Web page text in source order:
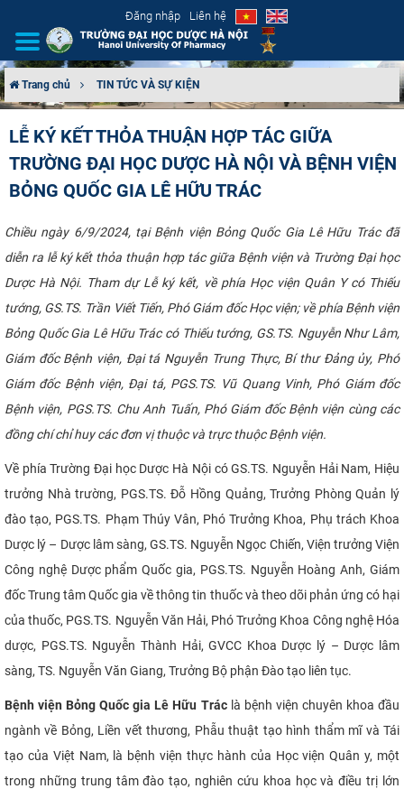
Đăng nhập Liên hệ
CƠ CẤU TỔ CHỨC
ĐÀO TẠO
ĐẢM BẢO CHẤT LƯỢNG
KHOA HỌC CÔNG NGHỆ
HTQT
CỰU NGƯỜI HỌC
Trang chủ TIN TỨC VÀ SỰ KIỆN
LỄ KÝ KẾT THỎA THUẬN HỢP TÁC GIỮA
TRƯỜNG ĐẠI HỌC DƯỢC HÀ NỘI VÀ BỆNH VIỆN
BỎNG QUỐC GIA LÊ HỮU TRÁC
Chiều ngày 6/9/2024, tại Bệnh viện Bỏng Quốc Gia Lê Hữu Trác đã
diễn ra lễ ký kết thỏa thuận hợp tác giữa Bệnh viện và Trường Đại học
Dược Hà Nội. Tham dự Lễ ký kết, về phía Học viện Quân Y có Thiếu
tướng, GS.TS. Trần Viết Tiến, Phó Giám đốc Học viện; về phía Bệnh viện
Bỏng Quốc Gia Lê Hữu Trác có Thiếu tướng, GS.TS. Nguyễn Như Lâm,
Giám đốc Bệnh viện, Đại tá Nguyễn Trung Thực, Bí thư Đảng ủy, Phó
Giám đốc Bệnh viện, Đại tá, PGS.TS. Vũ Quang Vinh, Phó Giám đốc
Bệnh viện, PGS.TS. Chu Anh Tuấn, Phó Giám đốc Bệnh viện cùng các
đồng chí chỉ huy các đơn vị thuộc và trực thuộc Bệnh viện.
Về phía Trường Đại học Dược Hà Nội có GS.TS. Nguyễn Hải Nam, Hiệu
trưởng Nhà trường, PGS.TS. Đỗ Hồng Quảng, Trưởng Phòng Quản lý
đào tạo, PGS.TS. Phạm Thúy Vân, Phó Trưởng Khoa, Phụ trách Khoa
Dược lý – Dược lâm sàng, GS.TS. Nguyễn Ngọc Chiến, Viện trưởng Viện
Công nghệ Dược phẩm Quốc gia, PGS.TS. Nguyễn Hoàng Anh, Giám
đốc Trung tâm Quốc gia về thông tin thuốc và theo dõi phản ứng có hại
của thuốc, PGS.TS. Nguyễn Văn Hải, Phó Trưởng Khoa Công nghệ Hóa
dược, PGS.TS. Nguyễn Thành Hải, GVCC Khoa Dược lý – Dược lâm
sàng, TS. Nguyễn Văn Giang, Trưởng Bộ phận Đào tạo liên tục.
Bệnh viện Bỏng Quốc gia Lê Hữu Tráclà bệnh viện chuyên khoa đầu
ngành về Bỏng, Liền vết thương, Phẫu thuật tạo hình thẩm mĩ và Tái
tạo của Việt Nam, là bệnh viện thực hành của Học viện Quân y, một
trong những trung tâm đào tạo, nghiên cứu khoa học và điều trị lớn